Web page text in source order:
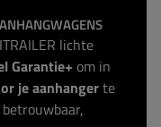
lichte
Garantie+ om in
je aanhangerte